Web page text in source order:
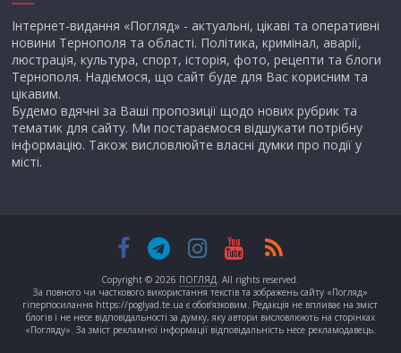
Інтернет-видання «Погляд» - актуальні, цікаві та оперативні
новини Тернополя та області. Політика, кримінал, аварії,
люстрація, культура, спорт, історія, фото, рецепти та блоги
Тернополя. Надіємося, що сайт буде для Вас корисним та
цікавим.
Будемо вдячні за Ваші пропозиції щодо нових рубрик та
тематик для сайту. Ми постараємося відшукати потрібну
інформацію. Також висловлюйте власні думки про події у
місті.
Copyright © 2026 ПОГЛЯД . All rights reserved.
За повного чи часткового використання текстів та зображень сайту «Погляд»
гіперпосилання https://poglyad.te.ua є обов’язковим. Редакція не впливає на зміст
блогів і не несе відповідальності за думку, яку автори висловлюють на сторінках
«Погляду». За зміст рекламної інформації відповідальність несе рекламодавець.